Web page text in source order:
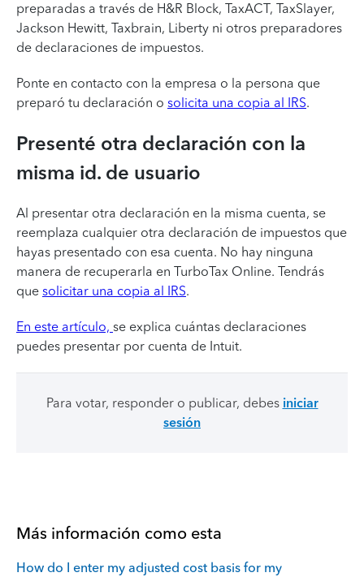
preparadas a través de H&R Block, TaxACT, TaxSlayer,
Jackson Hewitt, Taxbrain, Liberty ni otros preparadores
de declaraciones de impuestos.
Ponte en contacto con la empresa o la persona que
preparó tu declaración o solicita una copia al IRS.
Presenté otra declaración con la
misma id. de usuario
Al presentar otra declaración en la misma cuenta, se
reemplaza cualquier otra declaración de impuestos que
hayas presentado con esa cuenta. No hay ninguna
manera de recuperarla en TurboTax Online. Tendrás
que solicitar una copia al IRS.
En este artículo, se explica cuántas declaraciones
puedes presentar por cuenta de Intuit.
Para votar, responder o publicar, debes iniciar
sesión
Más información como esta
How do I enter my adjusted cost basis for my